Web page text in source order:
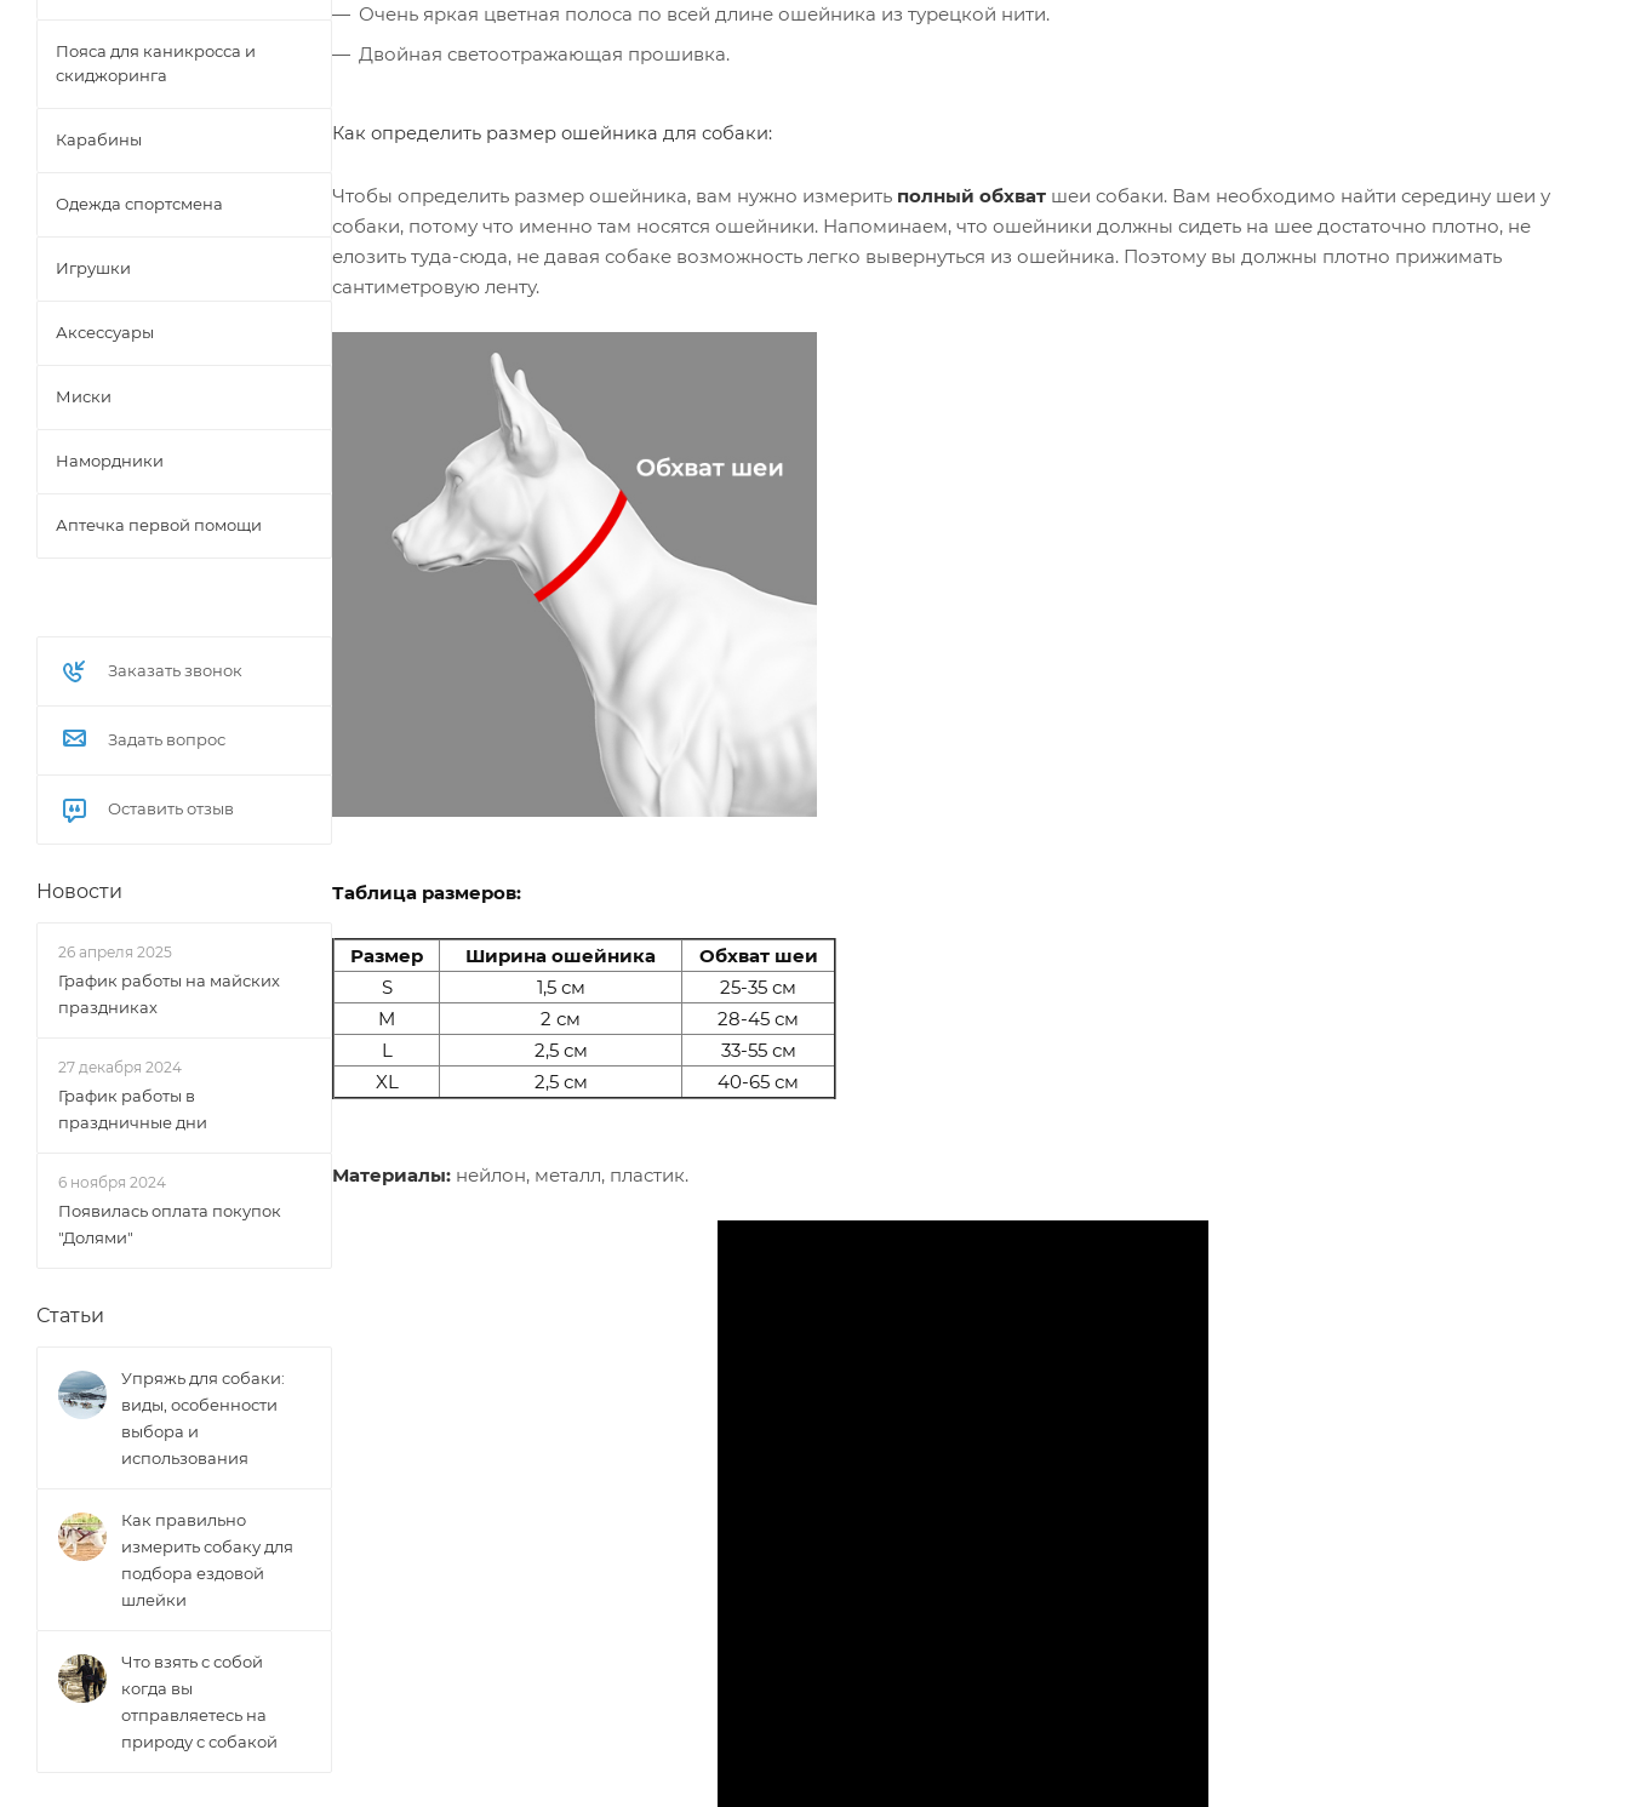
Очень яркая цветная полоса по всей длине ошейника из турецкой нити.
Двойная светоотражающая прошивка.
Как определить размер ошейника для собаки:
Чтобы определить размер ошейника, вам нужно измерить полный обхват шеи собаки. Вам необходимо найти середину шеи у
собаки, потому что именно там носятся ошейники. Напоминаем, что ошейники должны сидеть на шее достаточно плотно, не
елозить туда-сюда, не давая собаке возможность легко вывернуться из ошейника. Поэтому вы должны плотно прижимать
сантиметровую ленту.
Таблица размеров:
Размер Ширина ошейника
Обхват шеи
S
1,5 см
25-35 см
M
2 см
28-45 см
L
2,5 см
33-55 см
XL
2,5 см 40-65 см
Материалы: нейлон, металл, пластик.
Пояса для каникросса и
скиджоринга
Карабины
Одежда спортсмена
Игрушки
Аксессуары
Миски
Намордники
Аптечка первой помощи
Заказать звонок
Задать вопрос
Оставить отзыв
Новости
26 апреля 2025
График работы на майских
праздниках
27 декабря 2024
График работы в
праздничные дни
6 ноября 2024
Появилась оплата покупок
"Долями"
Статьи
Упряжь для собаки:
виды, особенности
выбора и
использования
Как правильно
измерить собаку для
подбора ездовой
шлейки
Что взять с собой
когда вы
отправляетесь на
природу с собакой